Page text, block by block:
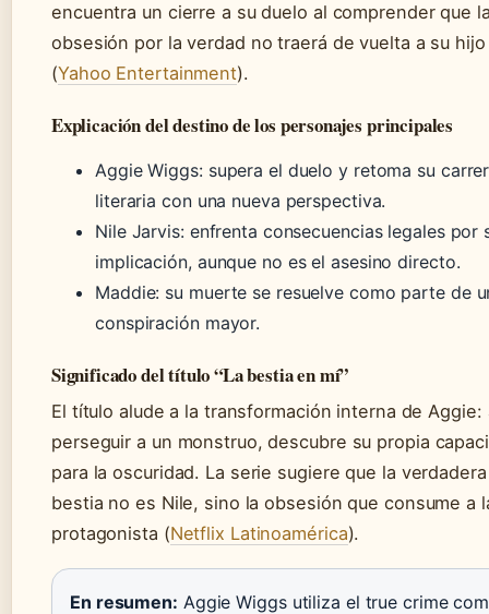
encuentra un cierre a su duelo al comprender que
obsesión por la verdad no traerá de vuelta a su hijo
(Yahoo Entertainment).
Explicación del destino de los personajes principales
Aggie Wiggs: supera el duelo y retoma su
literaria con una nueva perspectiva.
Nile Jarvis: enfrenta consecuencias legales por
implicación, aunque no es el asesino directo.
Maddie: su muerte se resuelve como parte de
conspiración mayor.
Significado del título “La bestia en mí”
El título alude a la transformación interna de Aggie:
perseguir a un monstruo, descubre su propia
para la oscuridad. La serie sugiere que la verdadera
bestia no es Nile, sino la obsesión que consume a
protagonista (Netflix Latinoamérica).
En resumen: Aggie Wiggs utiliza el true crime